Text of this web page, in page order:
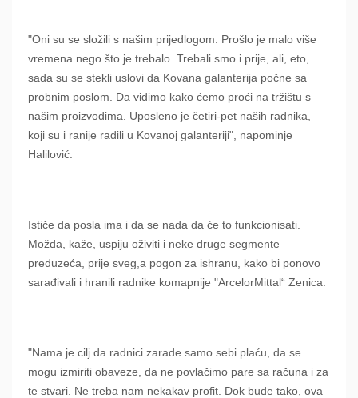
"Oni su se složili s našim prijedlogom. Prošlo je malo više
vremena nego što je trebalo. Trebali smo i prije, ali, eto,
sada su se stekli uslovi da Kovana galanterija počne sa
probnim poslom. Da vidimo kako ćemo proći na tržištu s
našim proizvodima. Uposleno je četiri-pet naših radnika,
koji su i ranije radili u Kovanoj galanteriji", napominje
Halilović.
Ističe da posla ima i da se nada da će to funkcionisati.
Možda, kaže, uspiju oživiti i neke druge segmente
preduzeća, prije sveg,a pogon za ishranu, kako bi ponovo
sarađivali i hranili radnike komapnije "ArcelorMittal“ Zenica.
"Nama je cilj da radnici zarade samo sebi plaću, da se
mogu izmiriti obaveze, da ne povlačimo pare sa računa i za
te stvari. Ne treba nam nekakav profit. Dok bude tako, ova